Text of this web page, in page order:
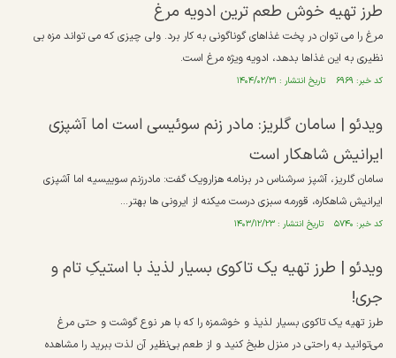
طرز تهیه خوش طعم ترین ادویه مرغ
مرغ را می توان در پخت غذاهای گوناگونی به کار برد. ولی چیزی که می تواند مزه بی
نظیری به این غذاها بدهد، ادویه ویژه مرغ است.
کد خبر: ۶۹۶۹ تاریخ انتشار : ۱۴۰۴/۰۲/۳۱
ویدئو | سامان گلریز: مادر زنم سوئیسی است اما آشپزی
ایرانیش شاهکار است
سامان گلریز، آشپز سرشناس در برنامه هزارویک گفت:‌ مادرزنم سوییسیه اما آشپزی
ایرانیش شاهکاره، قورمه سبزی درست میکنه از ایرونی ها بهتر...
کد خبر: ۵۷۴۰ تاریخ انتشار : ۱۴۰۳/۱۲/۲۳
ویدئو | طرز تهیه یک تاکوی بسیار لذیذ با استیکِ تام‌ و
جری!
طرز تهیه یک تاکوی بسیار لذیذ و خوشمزه را که با هر نوع گوشت و حتی مرغ
می‌توانید به راحتی در منزل طبخ کنید و از طعم بی‌نظیر آن لذت ببرید را مشاهده